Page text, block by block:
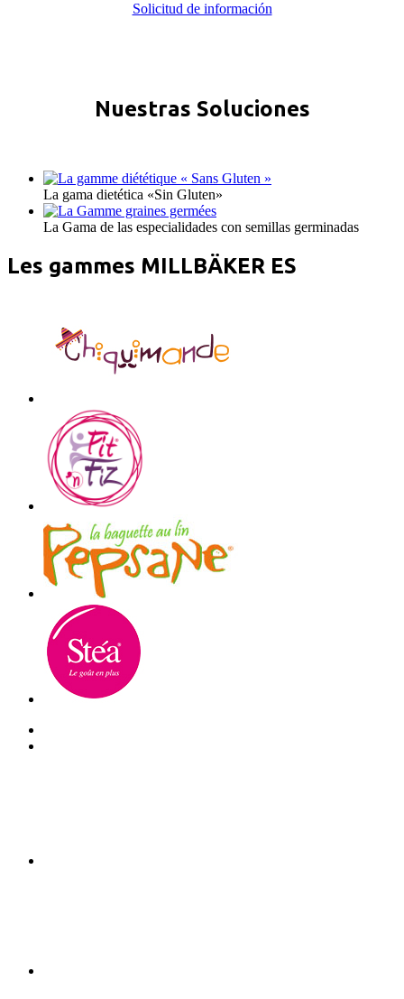
Solicitud de información
Nuestras Soluciones
La gama dietética «Sin Gluten»
La Gama de las especialidades con semillas germinadas
Les gammes MILLBÄKER ES